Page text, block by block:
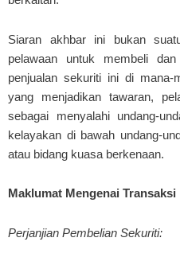
Siaran akhbar ini bukan
pelawaan untuk membeli
penjualan sekuriti ini di mana-
yang menjadikan tawaran,
sebagai menyalahi undang-
kelayakan di bawah undang-
atau bidang kuasa berkenaan.
Maklumat Mengenai
Perjanjian Pembelian Sekuriti: